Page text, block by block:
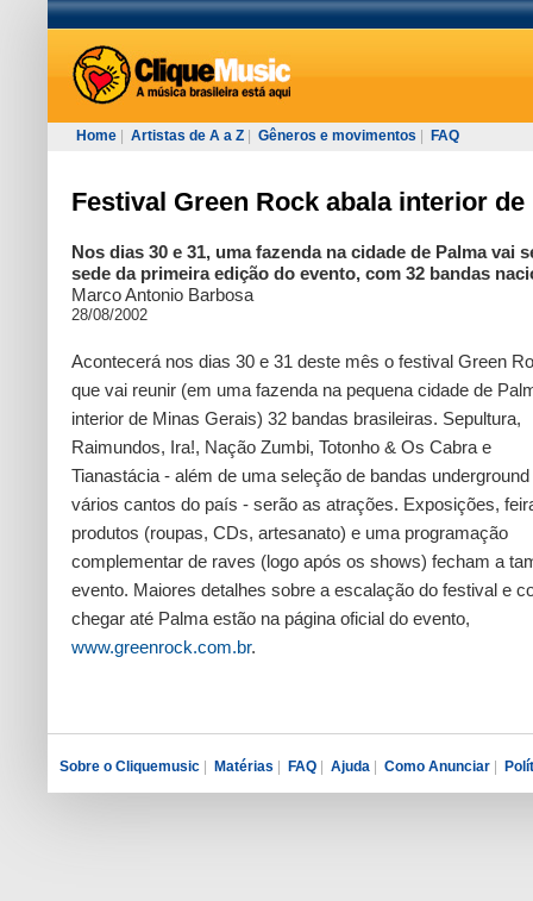
Home Artistas de A a Z Gêneros e movimentos FAQ
Festival Green Rock abala interior de
Nos dias 30 e 31, uma fazenda na cidade de Palma vai
sede da primeira edição do evento, com 32 bandas
Marco Antonio Barbosa
28/08/2002
Acontecerá nos dias 30 e 31 deste mês o festival Green
que vai reunir (em uma fazenda na pequena cidade de
interior de Minas Gerais) 32 bandas brasileiras. Sepultura,
Raimundos, Ira!, Nação Zumbi, Totonho & Os Cabra e
Tianastácia - além de uma seleção de bandas underground
vários cantos do país - serão as atrações. Exposições,
produtos (roupas, CDs, artesanato) e uma programação
complementar de raves (logo após os shows) fecham a
evento. Maiores detalhes sobre a escalação do festival e
chegar até Palma estão na página oficial do evento,
www.greenrock.com.br.
Sobre o Cliquemusic Matérias FAQ Ajuda Como Anunciar